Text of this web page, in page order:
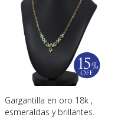
Gargantilla en oro 18k ,
esmeraldas y brillantes.